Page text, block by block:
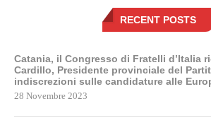
RECENT POSTS
Catania, il Congresso di Fratelli d’Italia
Cardillo, Presidente provinciale del
indiscrezioni sulle candidature alle
28 Novembre 2023